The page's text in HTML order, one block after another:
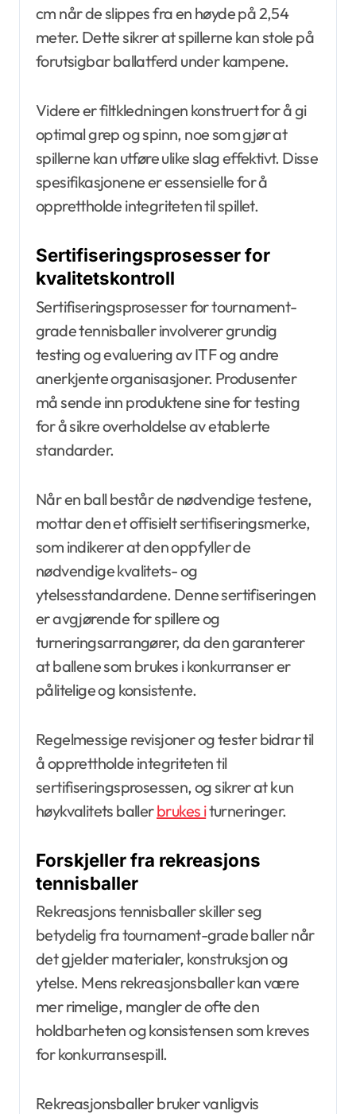
cm når de slippes fra en høyde på 2,54
meter. Dette sikrer at spillerne kan stole på
forutsigbar ballatferd under kampene.
Videre er filtkledningen konstruert for å gi
optimal grep og spinn, noe som gjør at
spillerne kan utføre ulike slag effektivt. Disse
spesifikasjonene er essensielle for å
opprettholde integriteten til spillet.
Sertifiseringsprosesser for
kvalitetskontroll
Sertifiseringsprosesser for tournament-
grade tennisballer involverer grundig
testing og evaluering av ITF og andre
anerkjente organisasjoner. Produsenter
må sende inn produktene sine for testing
for å sikre overholdelse av etablerte
standarder.
Når en ball består de nødvendige testene,
mottar den et offisielt sertifiseringsmerke,
som indikerer at den oppfyller de
nødvendige kvalitets- og
ytelsesstandardene. Denne sertifiseringen
er avgjørende for spillere og
turneringsarrangører, da den garanterer
at ballene som brukes i konkurranser er
pålitelige og konsistente.
Regelmessige revisjoner og tester bidrar til
å opprettholde integriteten til
sertifiseringsprosessen, og sikrer at kun
høykvalitets ballerbrukes iturneringer.
Forskjeller fra rekreasjons
tennisballer
Rekreasjons tennisballer skiller seg
betydelig fra tournament-grade baller når
det gjelder materialer, konstruksjon og
ytelse. Mens rekreasjonsballer kan være
mer rimelige, mangler de ofte den
holdbarheten og konsistensen som kreves
for konkurransespill.
Rekreasjonsballer bruker vanligvis